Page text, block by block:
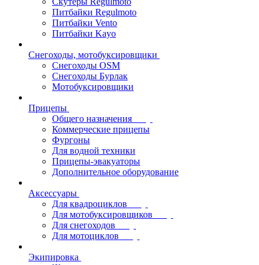
Питбайки Regulmoto
Питбайки Vento
Питбайки Kayo
Снегоходы, мотобуксировщики
Снегоходы OSM
Снегоходы Бурлак
Мотобуксировщики
Прицепы
Общего назначения
Коммерческие прицепы
Фургоны
Для водной техники
Прицепы-эвакуаторы
Дополнительное оборудование
Аксессуары
Для квадроциклов
Для мотобуксировщиков
Для снегоходов
Для мотоциклов
Экипировка